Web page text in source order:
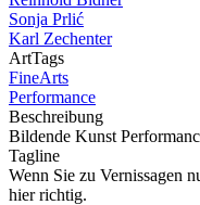
Sonja Prlić
Karl Zechenter
ArtTags
FineArts
Performance
Beschreibung
Bildende Kunst
Tagline
Wenn Sie zu Vernissagen
hier richtig.